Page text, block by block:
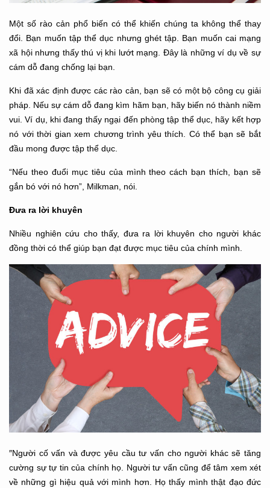
Một số rào cản phổ biến có thể khiến chúng ta không thể thay
đổi. Bạn muốn tập thể dục nhưng ghét tập. Bạn muốn cai mạng
xã hội nhưng thấy thú vị khi lướt mạng. Đây là những ví dụ về sự
cám dỗ đang chống lại bạn.
Khi đã xác định được các rào cản, bạn sẽ có một bộ công cụ giải
pháp. Nếu sự cám dỗ đang kìm hãm bạn, hãy biến nó thành niềm
vui. Ví dụ, khi đang thấy ngại đến phòng tập thể dục, hãy kết hợp
nó với thời gian xem chương trình yêu thích. Có thể bạn sẽ bắt
đầu mong được tập thể dục.
“Nếu theo đuổi mục tiêu của mình theo cách bạn thích, bạn sẽ
gắn bó với nó hơn”, Milkman, nói.
Đưa ra lời khuyên
Nhiều nghiên cứu cho thấy, đưa ra lời khuyên cho người khác
đồng thời có thể giúp bạn đạt được mục tiêu của chính mình.
″Người cố vấn và được yêu cầu tư vấn cho người khác sẽ tăng
cường sự tự tin của chính họ. Người tư vấn cũng để tâm xem xét
về những gì hiệu quả với mình hơn. Họ thấy mình thật đạo đức